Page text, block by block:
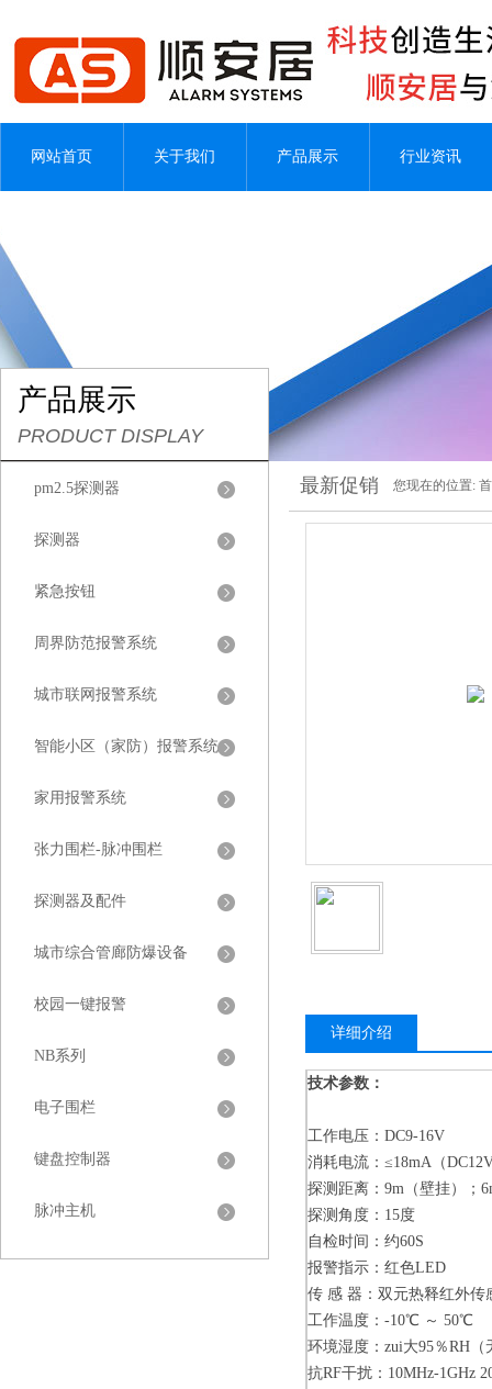
网站首页 关于我们 产品展示 行业资讯
产品展示
PRODUCT DISPLAY
pm2.5探测器
探测器
紧急按钮
周界防范报警系统
城市联网报警系统
智能小区（家防）报警系统
家用报警系统
张力围栏-脉冲围栏
探测器及配件
城市综合管廊防爆设备
校园一键报警
NB系列
电子围栏
键盘控制器
脉冲主机
最新促销 您现在的位置:
详细介绍
技术参数：
工作电压：DC9-16V
消耗电流：≤18mA（
探测距离：9m（壁挂）；
探测角度：15度
自检时间：约60S
报警指示：红色LED
传 感 器：双元热释红外传
工作温度：-10℃ ～ 50℃
环境湿度：zui大95％RH（
抗RF干扰：10MHz-1GHz